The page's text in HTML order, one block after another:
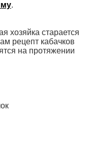
.
хозяйка старается
рецепт кабачков
на протяжении